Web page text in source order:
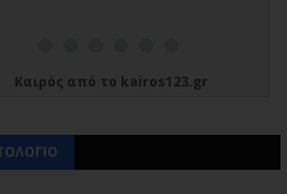
Καιρός από το kairos123.gr